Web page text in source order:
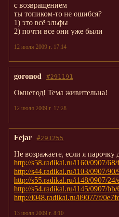
с возвращением
ты топиком-то не ошибся?
1) это всё эльфы
2) почти все они уже были
12 июля 2009 г. 17:14
#291191
goronod
Омнегод! Тема живительна!
12 июля 2009 г. 17:28
#291255
Fejar
Не возражаете, если я парочку
http://s58.radikal.ru/i160/0907/
http://s44.radikal.ru/i103/0907/
http://s55.radikal.ru/i148/0907/
http://s54.radikal.ru/i145/0907/
http://i048.radikal.ru/0907/7f/
13 июля 2009 г. 8:10